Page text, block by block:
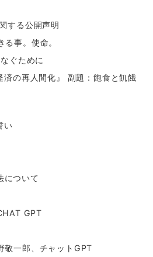
する公開声明
事。使命。
ぐために
の再人間化』 副題：飽食と飢餓
い
について
GPT
敬一郎、チャットGPT